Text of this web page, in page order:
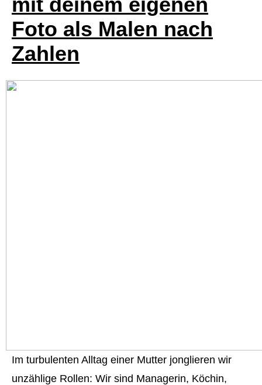
Foto als Malen nach
Zahlen
Im turbulenten Alltag einer Mutter jonglieren wir
unzählige Rollen: Wir sind Managerin, Köchin,